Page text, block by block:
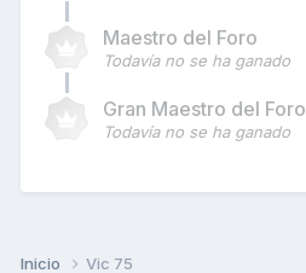
Maestro del Foro
Todavía no se ha ganado
Gran Maestro del Foro
Todavía no se ha ganado
Inicio Vic 75